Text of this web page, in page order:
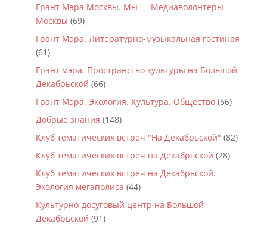
Грант Мэра Москвы. Мы — Медиаволонтеры
Москвы (69)
Грант Мэра. Литературно-музыкальная гостиная
(61)
Грант мэра. Пространство культуры на Большой
Декабрьской (66)
Грант Мэра. Экология. Культура. Общество(56)
Добрые знания (148)
Клуб тематических встреч "На Декабрьской" (82)
Клуб тематических встреч на Декабрьской (28)
Клуб тематических встреч на Декабрьской.
Экология мегаполиса (44)
Культурно-досуговый центр на Большой
Декабрьской (91)